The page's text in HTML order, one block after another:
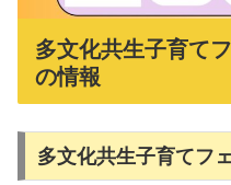
多文化共生子育て
の情報
多文化共生子育てフ